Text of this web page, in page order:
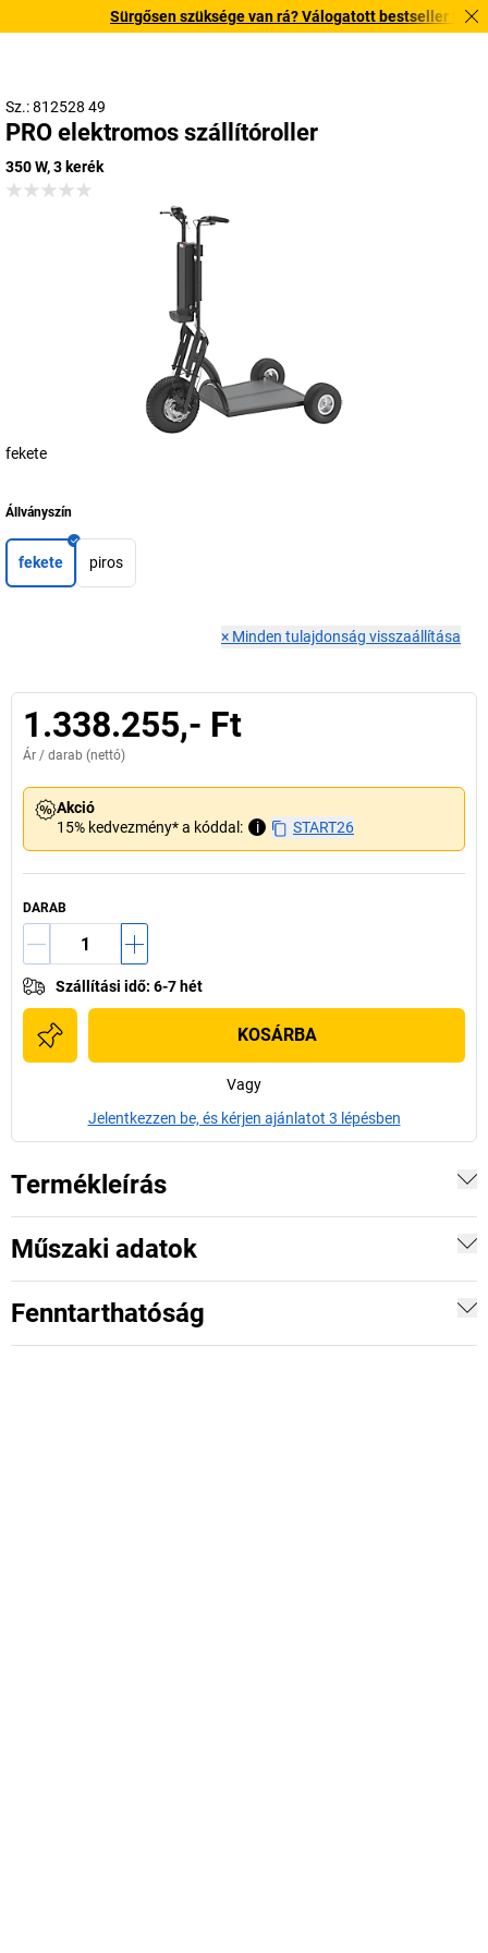
Sürgősen szüksége van rá? Válogatott bestseller
Sz.: 812528 49
PRO elektromos szállítóroller
350 W, 3 kerék
fekete
Állványszín
fekete piros
× Minden tulajdonság visszaállítása
1.338.255,- Ft
Ár / darab (nettó)
Akció
15% kedvezmény* a kóddal:
i START26
DARAB
Szállítási idő: 6-7 hét
KOSÁRBA
Vagy
Jelentkezzen be, és kérjen ajánlatot 3 lépésben
Termékleírás
Műszaki adatok
Fenntarthatóság